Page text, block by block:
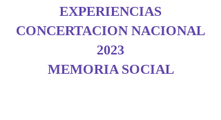
EXPERIENCIAS
CONCERTACION NACIONAL
2023
MEMORIA SOCIAL